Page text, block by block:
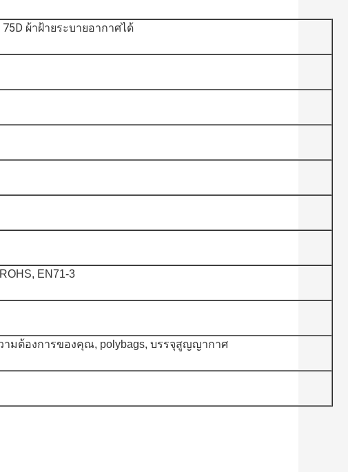
ผ้าฝ้ายระบายอากาศได้
EN71-3
ามต้องการของคุณ, polybags, บรรจุสูญญากาศ